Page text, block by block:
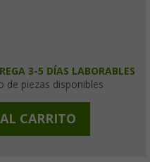
3-5 DÍAS LABORABLES
de piezas disponibles
CARRITO